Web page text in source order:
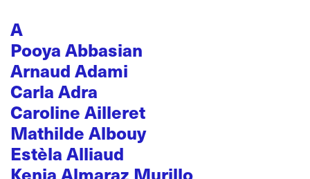
A
Pooya Abbasian
Arnaud Adami
Carla Adra
Caroline Ailleret
Mathilde Albouy
Estèla Alliaud
Kenia Almaraz Murillo